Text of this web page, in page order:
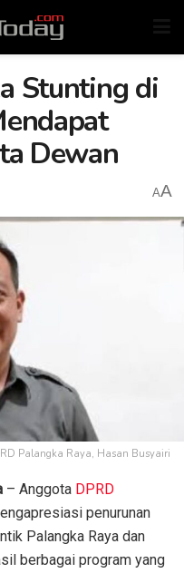
Stunting di
Dewan
AA
Palangka Raya, Hasan Busyairi
– Anggota DPRD
penurunan
Palangka Raya dan
berbagai program yang